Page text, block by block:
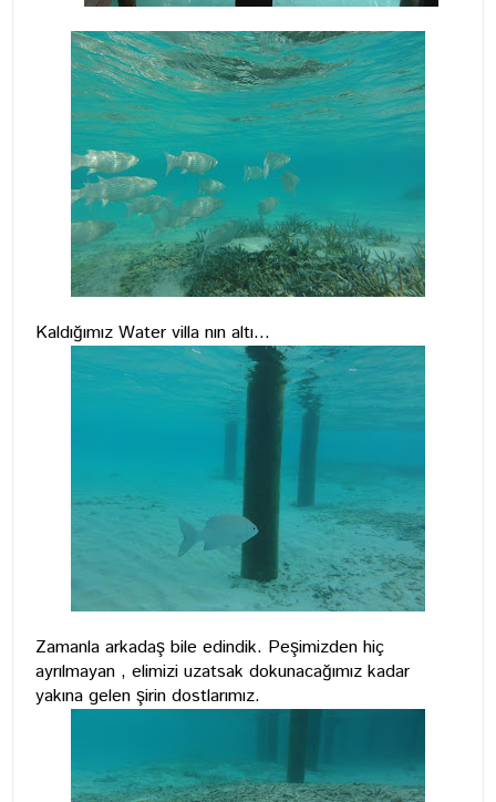
Kaldığımız Water villa nın altı...
Zamanla arkadaş bile edindik. Peşimizden hiç
ayrılmayan , elimizi uzatsak dokunacağımız kadar
yakına gelen şirin dostlarımız.